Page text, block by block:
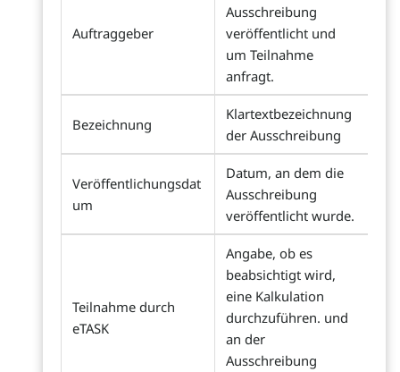
Auftraggeber
Ausschreibung
veröffentlicht und
um Teilnahme
anfragt.
Bezeichnung
Klartextbezeichnung
der Ausschreibung
Veröffentlichungsdat
um
Datum, an dem die
Ausschreibung
veröffentlicht wurde.
Teilnahme durch
eTASK
Angabe, ob es
beabsichtigt wird,
eine Kalkulation
durchzuführen. und
an der
Ausschreibung